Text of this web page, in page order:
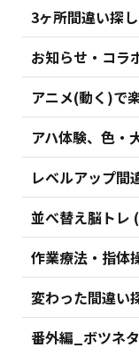
3ヶ所間違い探
お知らせ・コラ
アニメ(動く)で
アハ体験、色・
レベルアップ間
並べ替え脳トレ
作業療法・指体
変わった間違い
番外編_ボツネ